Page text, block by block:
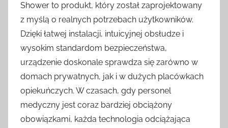
Shower to produkt, który został zaprojektowany
z myślą o realnych potrzebach użytkowników.
Dzięki łatwej instalacji, intuicyjnej obsłudze i
wysokim standardom bezpieczeństwa,
urządzenie doskonale sprawdza się zarówno w
domach prywatnych, jak i w dużych placówkach
opiekuńczych. W czasach, gdy personel
medyczny jest coraz bardziej obciążony
obowiązkami, każda technologia odciążająca